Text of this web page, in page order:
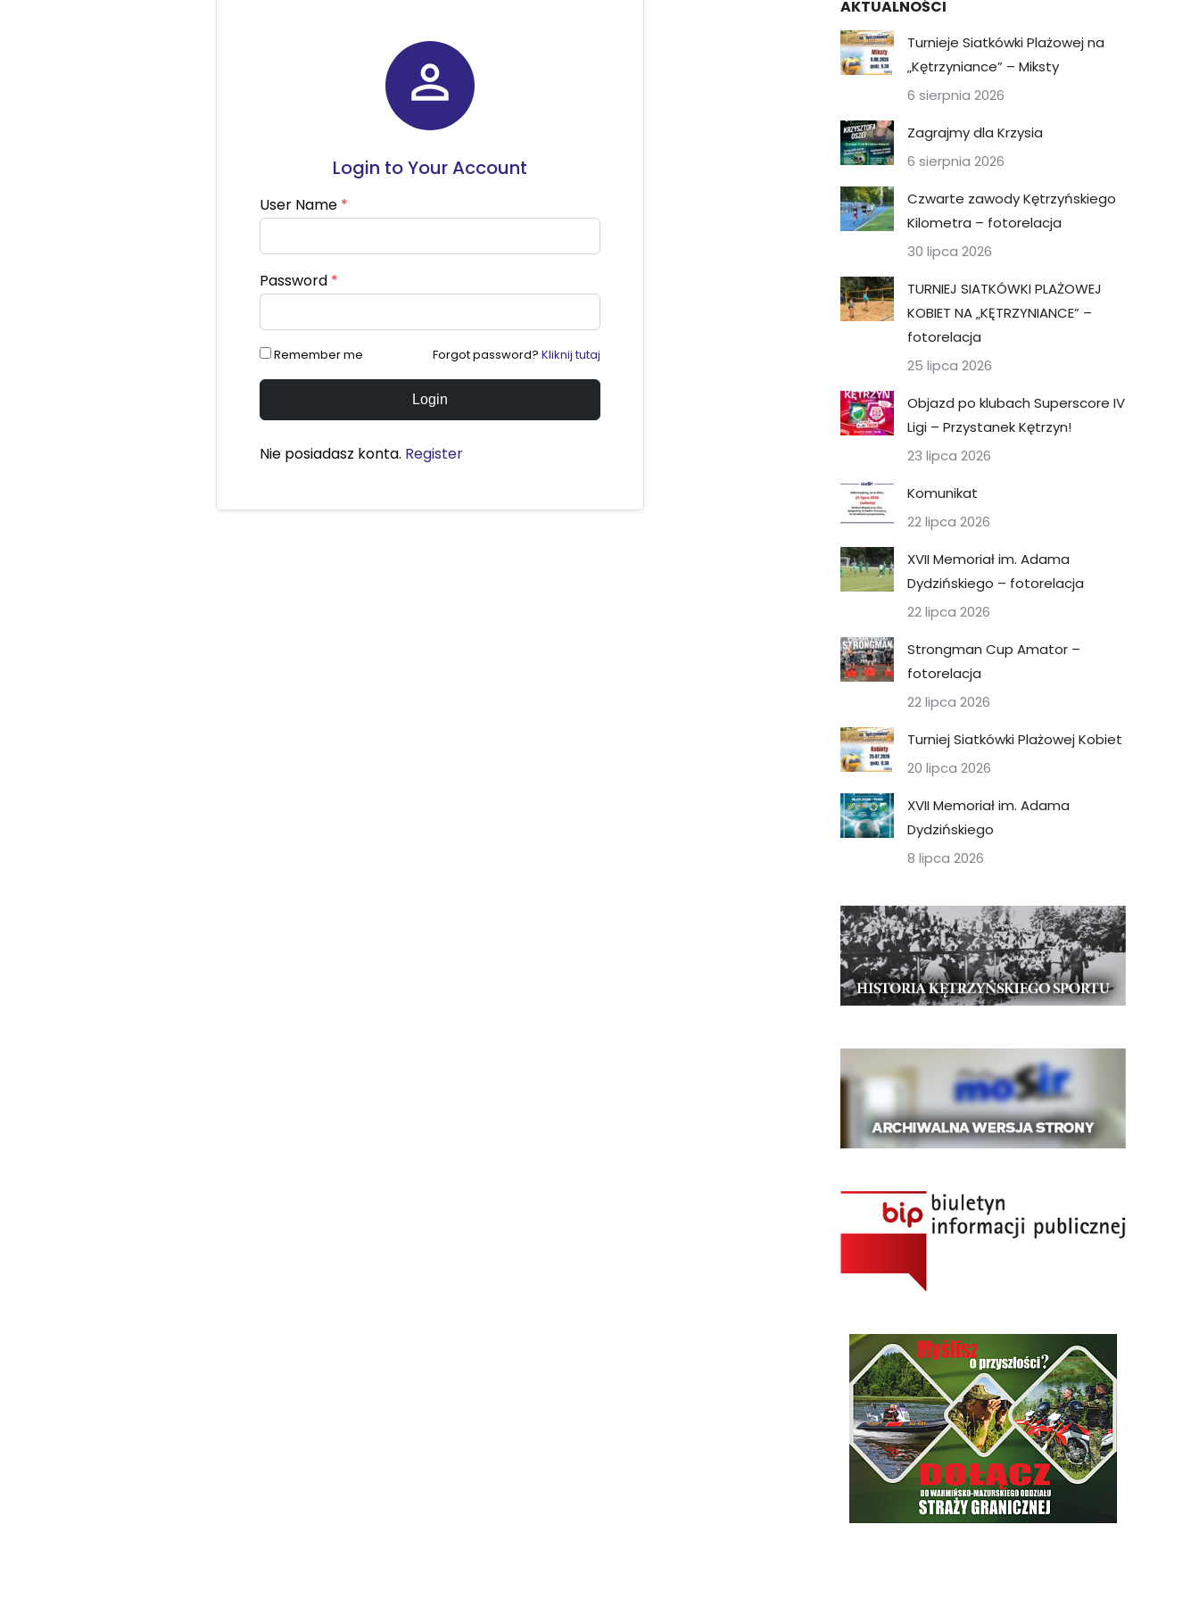

Login to Your Account
User Name *
Password *
Remember me Forgot password? Kliknij tutaj
Login
Nie posiadasz konta. Register
AKTUALNOŚCI
Turnieje Siatkówki Plażowej na
„Kętrzyniance” – Miksty
6 sierpnia 2026
Zagrajmy dla Krzysia
6 sierpnia 2026
Czwarte zawody Kętrzyńskiego
Kilometra – fotorelacja
30 lipca 2026
TURNIEJ SIATKÓWKI PLAŻOWEJ
KOBIET NA „KĘTRZYNIANCE” –
fotorelacja
25 lipca 2026
Objazd po klubach Superscore IV
Ligi – Przystanek Kętrzyn!
23 lipca 2026
Komunikat
22 lipca 2026
XVII Memoriał im. Adama
Dydzińskiego – fotorelacja
22 lipca 2026
Strongman Cup Amator –
fotorelacja
22 lipca 2026
Turniej Siatkówki Plażowej Kobiet
20 lipca 2026
XVII Memoriał im. Adama
Dydzińskiego
8 lipca 2026